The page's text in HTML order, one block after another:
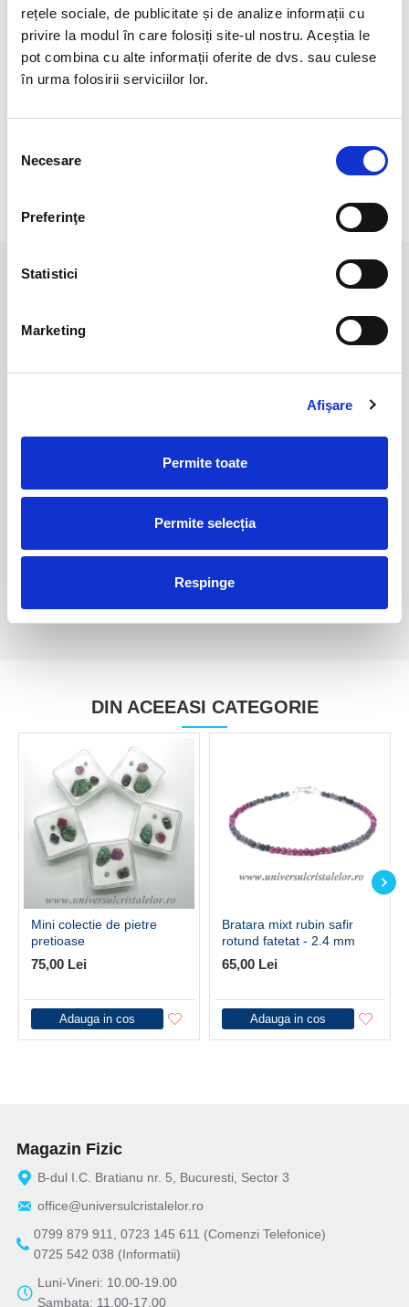
rețele sociale, de publicitate și de analize informații cu
privire la modul în care folosiți site-ul nostru. Aceștia le
pot combina cu alte informații oferite de dvs. sau culese
în urma folosirii serviciilor lor.
consimțământului
Necesare
Preferinţe
Statistici
Marketing
Afişare
Permite toate
Permite selecția
Respinge
Origine:Brazilia
Cristal unicat. Veti primi exact produsul din imagine.
Culoarea poate diferi usor, in functie de rezolutia
DIN ACEEASI CATEGORIE
Mini colectie de pietre
pretioase
75,00 Lei
Adauga in cos
Bratara mixt rubin safir
rotund fatetat - 2.4 mm
65,00 Lei
Adauga in cos
Magazin Fizic
B-dul I.C. Bratianu nr. 5, Bucuresti, Sector 3
office@universulcristalelor.ro
0799 879 911, 0723 145 611 (Comenzi Telefonice)
0725 542 038 (Informatii)
Luni-Vineri: 10.00-19.00
Sambata: 11.00-17.00